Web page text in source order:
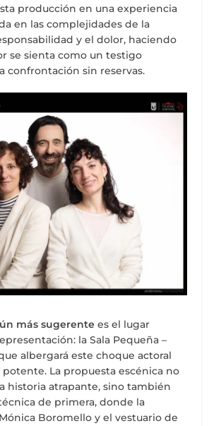
producción en una experiencia
en las complejidades de la
y el dolor, haciendo
se sienta como un testigo
confrontación sin reservas.
más sugerente es el lugar
la Sala Pequeña –
albergará este choque actoral
La propuesta escénica no
historia atrapante, sino también
de primera, donde la
Boromello y el vestuario de